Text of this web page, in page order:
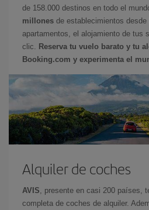
de 158.000 destinos en todo el
millones de establecimientos
apartamentos, el alojamiento de tus
clic.
Reserva tu vuelo barato y tu
Booking.com y experimenta el
Alquiler de coches
AVIS , presente en casi 200 países,
completa de coches de alquiler.